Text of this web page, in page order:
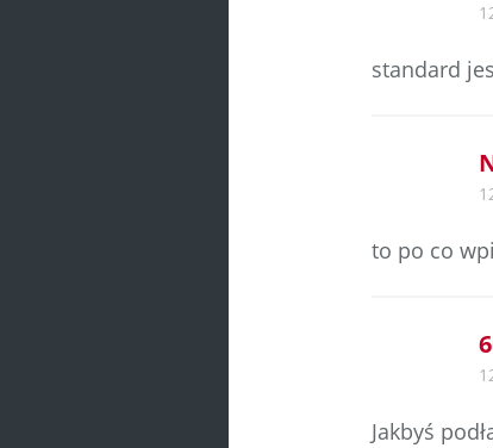
standard
to po co
Jakbyś